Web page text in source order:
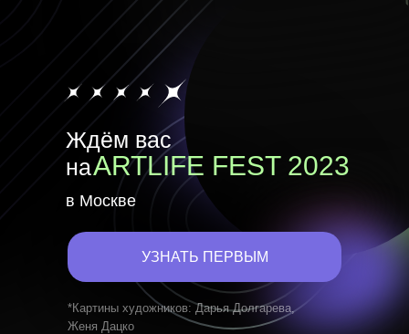
*Картины художников: Дарья Долгарева,
Женя Дацко
Ждём вас
на
УЗНАТЬ ПЕРВЫМ
ARTLIFE FEST 2023
в Москве